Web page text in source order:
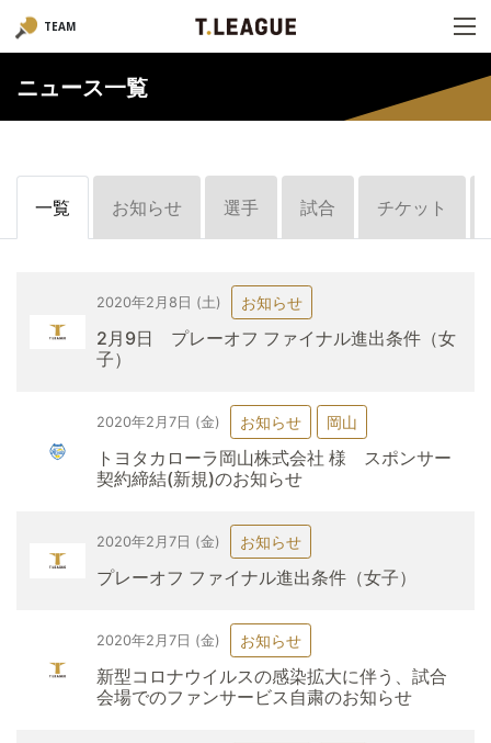
TEAM
ニュース一覧
一覧 お知らせ 選手 試合 チケット
2020年2月8日 (土) お知らせ
2月9日 プレーオフ ファイナル進出条件（女
子）
2020年2月7日 (金) お知らせ 岡山
トヨタカローラ岡山株式会社 様 スポンサー
契約締結(新規)のお知らせ
2020年2月7日 (金) お知らせ
プレーオフ ファイナル進出条件（女子）
2020年2月7日 (金) お知らせ
新型コロナウイルスの感染拡大に伴う、試合
会場でのファンサービス自粛のお知らせ